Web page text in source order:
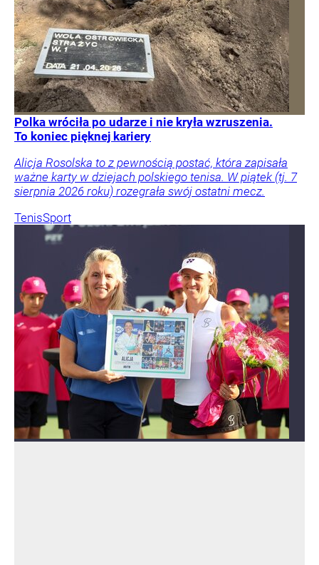
Polka wróciła po udarze i nie kryła wzruszenia.
To koniec pięknej kariery
Alicja Rosolska to z pewnością postać, która zapisała
ważne karty w dziejach polskiego tenisa. W piątek (tj. 7
sierpnia 2026 roku) rozegrała swój ostatni mecz.
TenisSport